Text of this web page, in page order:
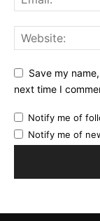
Save my
next time I
Notify me of
Notify me of